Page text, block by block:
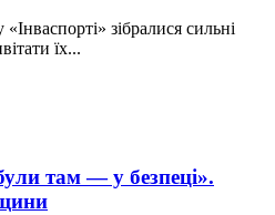
зібралися сильні
їх...
там — у безпеці».